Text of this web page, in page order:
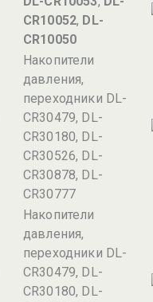
CR10052, DL-
CR10050
Накопители
давления,
переходники DL-
CR30479, DL-
CR30180, DL-
CR30526, DL-
CR30878, DL-
CR30777
Накопители
давления,
переходники DL-
CR30479, DL-
CR30180, DL-